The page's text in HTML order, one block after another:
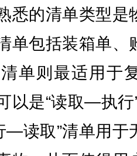
的清单类型是
单包括装箱单、
单则最适用于
以是“读取—执
—读取”清单用于